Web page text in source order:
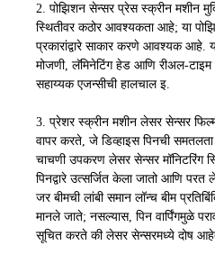
2. पोझिशन सेन्सर प्रेस स्क्रीन मशीन
स्थितीवर कठोर आवश्यकता आहे; या
प्रकारांद्वारे साकार करणे आवश्यक आहे.
मोजणी, लॅमिनेटिंग हेड आणि रीअल-
सहाय्यक एजन्सीची हालचाल इ.
3. प्रेशर स्क्रीन मशीन लेसर सेन्सर
वापर करते, जे डिव्हाइस पिनची
चाचणी उपकरण लेसर सेन्सर मॉनिटरिंग
पिनद्वारे उत्सर्जित केला जातो आणि परत
जर बीमची लांबी समान लॉन्च बीम
मानले जाते; नसल्यास, पिन वार्पिंगमुळे
सूचित करते की लेसर सेन्सरमध्ये दोष